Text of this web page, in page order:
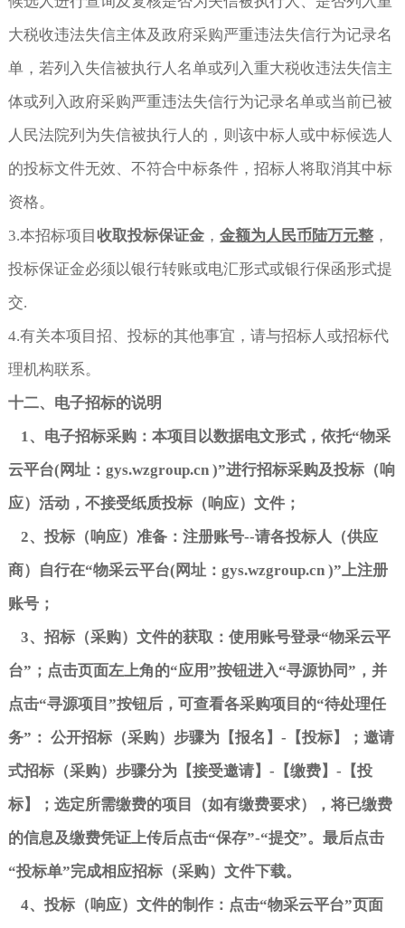
大税收违法失信主体及政府采购严重违法失信行为记录名
单，若列入失信被执行人名单或列入重大税收违法失信主
体或列入政府采购严重违法失信行为记录名单或当前已被
人民法院列为失信被执行人的，则该中标人或中标候选人
的投标文件无效、不符合中标条件，招标人将取消其中标
资格。
3.本招标项目 收取投标保证金， 金额为人民币陆万元整，
投标保证金必须以银行转账或电汇形式或银行保函形式提
交.
4.有关本项目招、投标的其他事宜，请与招标人或招标代
理机构联系。
十二、电子招标的说明
1 、电子招标采购：本项目以数据电文形式，依托“物采
云平台( 网址： gys.wzgroup.cn )”进行招标采购及投标（响
应）活动，不接受纸质投标（响应）文件；
2、投标（响应）准备：注册账号--请各投标人（供应
商）自行在“物采云平台( 网址： gys.wzgroup.cn )” 上注册
账号；
3、招标（采购）文件的获取：使用账号登录“物采云平
台” ；点击页面左上角的“应用”按钮进入“寻源协同” ，并
点击“寻源项目 ”按钮后，可查看各采购项目的“待处理任
务” ： 公开招标（采购）步骤为【报名】 - 【投标】；邀请
式招标（采购）步骤分为【接受邀请】 - 【缴费】 - 【投
标】；选定所需缴费的项目（如有缴费要求），将已缴费
的信息及缴费凭证上传后点击“保存”-“提交”。最后点击
“投标单”完成相应招标（采购）文件下载。
4、投标（响应）文件的制作：点击“物采云平台”页面